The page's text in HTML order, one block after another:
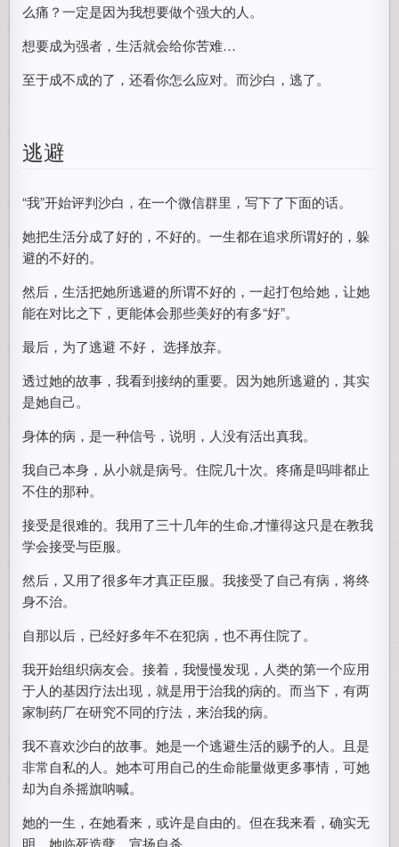
么痛？一定是因为我想要做个强大的人。
想要成为强者，生活就会给你苦难…
至于成不成的了，还看你怎么应对。而沙白，逃了。
逃避
“我”开始评判沙白，在一个微信群里，写下了下面的话。
她把生活分成了好的，不好的。一生都在追求所谓好的，躲
避的不好的。
然后，生活把她所逃避的所谓不好的，一起打包给她，让她
能在对比之下，更能体会那些美好的有多“好”。
最后，为了逃避 不好， 选择放弃。
透过她的故事，我看到接纳的重要。因为她所逃避的，其实
是她自己。
身体的病，是一种信号，说明，人没有活出真我。
我自己本身，从小就是病号。住院几十次。疼痛是吗啡都止
不住的那种。
接受是很难的。我用了三十几年的生命,才懂得这只是在教我
学会接受与臣服。
然后，又用了很多年才真正臣服。我接受了自己有病，将终
身不治。
自那以后，已经好多年不在犯病，也不再住院了。
我开始组织病友会。接着，我慢慢发现，人类的第一个应用
于人的基因疗法出现，就是用于治我的病的。而当下，有两
家制药厂在研究不同的疗法，来治我的病。
我不喜欢沙白的故事。她是一个逃避生活的赐予的人。且是
非常自私的人。她本可用自己的生命能量做更多事情，可她
却为自杀摇旗呐喊。
她的一生，在她看来，或许是自由的。但在我来看，确实无
明。她临死造孽，宣扬自杀。